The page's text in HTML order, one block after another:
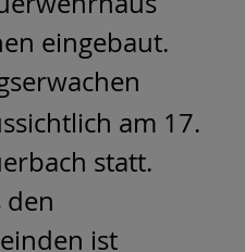
eingebaut.
am 17.
statt.
den
ist